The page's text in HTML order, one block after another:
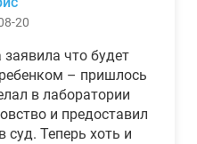
20
что будет
– пришлось
в лаборатории
и предоставил
суд. Теперь хоть и